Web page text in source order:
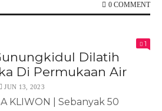
0 COMMENT
1
Dilatih
Di Permukaan Air
JUN 13, 2023
KLIWON | Sebanyak 50